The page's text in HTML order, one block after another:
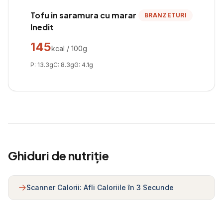
Tofu in saramura cu marar
Inedit
BRANZETURI
145kcal / 100g
P: 13.3gC: 8.3gG: 4.1g
Ghiduri de nutriție
Scanner Calorii: Afli Caloriile în 3 Secunde